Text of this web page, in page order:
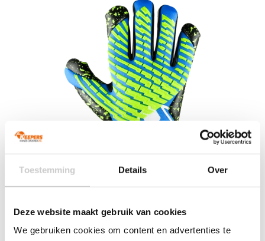
Toestemming Details Over
Deze website maakt gebruik van cookies
We gebruiken cookies om content en advertenties te
Supergrip
+
HN
Planet
Edition